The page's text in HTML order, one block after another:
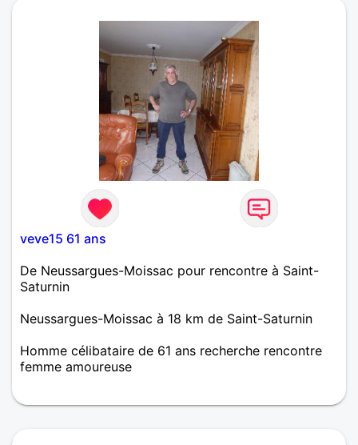
veve15 61 ans
De Neussargues-Moissac pour rencontre à Saint-
Saturnin
Neussargues-Moissac à 18 km de Saint-Saturnin
Homme célibataire de 61 ans recherche rencontre
femme amoureuse
solitude devient pesante et je recherche une